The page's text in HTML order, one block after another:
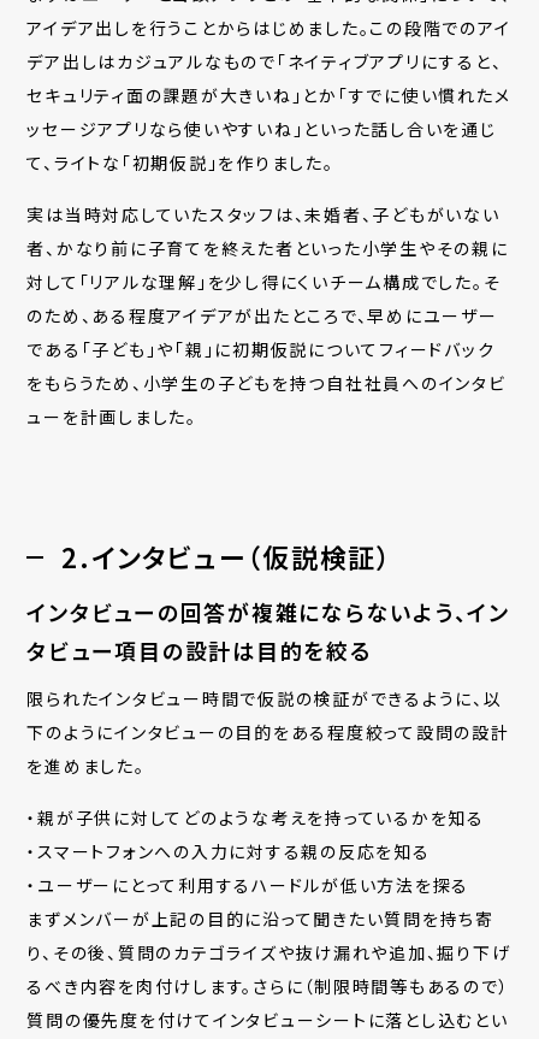
アイデア出しを行うことからはじめました。この段階でのアイ
デア出しはカジュアルなもので「ネイティブアプリにすると、
セキュリティ面の課題が大きいね」とか「すでに使い慣れたメ
ッセージアプリなら使いやすいね」といった話し合いを通じ
て、ライトな「初期仮説」を作りました。
実は当時対応していたスタッフは、未婚者、子どもがいない
者、かなり前に子育てを終えた者といった小学生やその親に
対して「リアルな理解」を少し得にくいチーム構成でした。そ
のため、ある程度アイデアが出たところで、早めにユーザー
である「子ども」や「親」に初期仮説についてフィードバック
をもらうため、小学生の子どもを持つ自社社員へのインタビ
ューを計画しました。
2.インタビュー（仮説検証）
インタビューの回答が複雑にならないよう、イン
タビュー項目の設計は目的を絞る
限られたインタビュー時間で仮説の検証ができるように、以
下のようにインタビューの目的をある程度絞って設問の設計
を進めました。
・親が子供に対してどのような考えを持っているかを知る
・スマートフォンへの入力に対する親の反応を知る
・ユーザーにとって利用するハードルが低い方法を探る
まずメンバーが上記の目的に沿って聞きたい質問を持ち寄
り、その後、質問のカテゴライズや抜け漏れや追加、掘り下げ
るべき内容を肉付けします。さらに（制限時間等もあるので）
質問の優先度を付けてインタビューシートに落とし込むとい